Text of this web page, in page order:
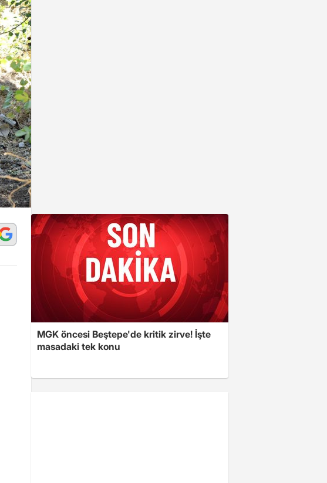
MGK öncesi Beştepe'de kritik zirve! İşte
masadaki tek konu